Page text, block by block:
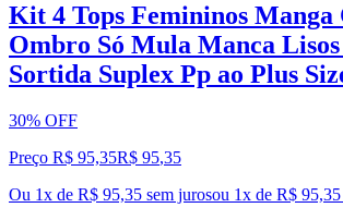
Kit 4 Tops Femininos Manga
Ombro Só Mula Manca
Sortida Suplex Pp ao Plus
30% OFF
Preço R$ 95,35R$ 95,35
Ou 1x de R$ 95,35 sem jurosou 1x de R$ 95,35